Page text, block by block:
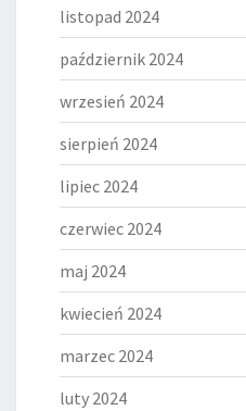
listopad 2024
październik 2024
wrzesień 2024
sierpień 2024
lipiec 2024
czerwiec 2024
maj 2024
kwiecień 2024
marzec 2024
luty 2024